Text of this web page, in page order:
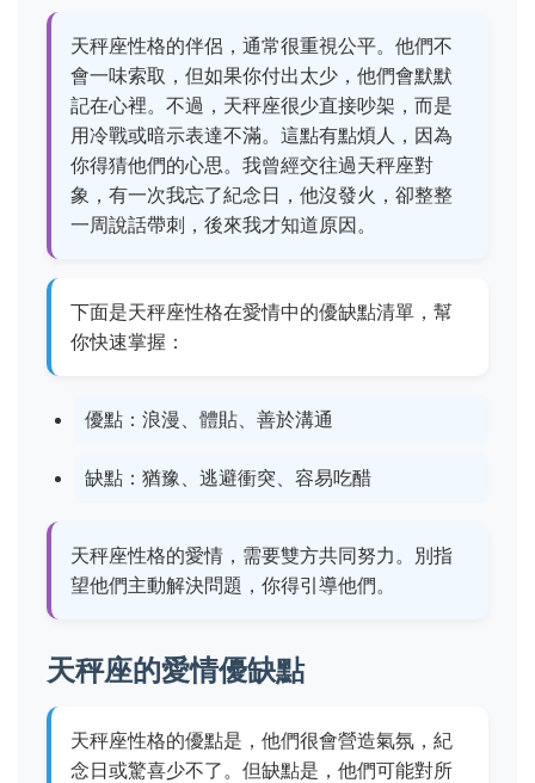
天秤座性格的伴侶，通常很重視公平。他們不
會一味索取，但如果你付出太少，他們會默默
記在心裡。不過，天秤座很少直接吵架，而是
用冷戰或暗示表達不滿。這點有點煩人，因為
你得猜他們的心思。我曾經交往過天秤座對
象，有一次我忘了紀念日，他沒發火，卻整整
一周說話帶刺，後來我才知道原因。
下面是天秤座性格在愛情中的優缺點清單，幫
你快速掌握：
優點：浪漫、體貼、善於溝通
缺點：猶豫、逃避衝突、容易吃醋
天秤座性格的愛情，需要雙方共同努力。別指
望他們主動解決問題，你得引導他們。
天秤座的愛情優缺點
天秤座性格的優點是，他們很會營造氣氛，紀
念日或驚喜少不了。但缺點是，他們可能對所